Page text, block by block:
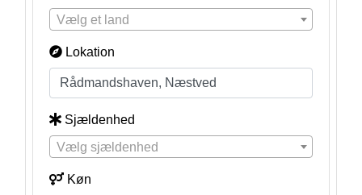
Vælg et land
Lokation
Sjældenhed
Vælg sjældenhed
Køn